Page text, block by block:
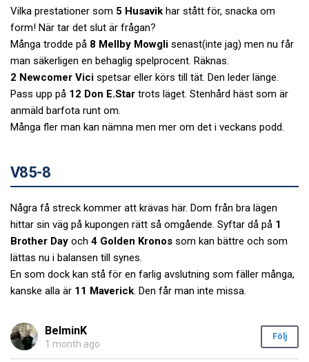
Vilka prestationer som 5 Husavik har stått för, snacka om
form! När tar det slut är frågan?
Många trodde på 8 Mellby Mowgli senast(inte jag) men nu får
man säkerligen en behaglig spelprocent. Räknas.
2 Newcomer Vici spetsar eller körs till tät. Den leder länge.
Pass upp på 12 Don E.Star trots läget. Stenhård häst som är
anmäld barfota runt om.
Många fler man kan nämna men mer om det i veckans podd.
V85-8
Några få streck kommer att krävas här. Dom från bra lägen
hittar sin väg på kupongen rätt så omgående. Syftar då på 1
Brother Day och 4 Golden Kronos som kan bättre och som
lättas nu i balansen till synes.
En som dock kan stå för en farlig avslutning som fäller många,
kanske alla är 11 Maverick. Den får man inte missa.
BelminK
1 month ago
Följ